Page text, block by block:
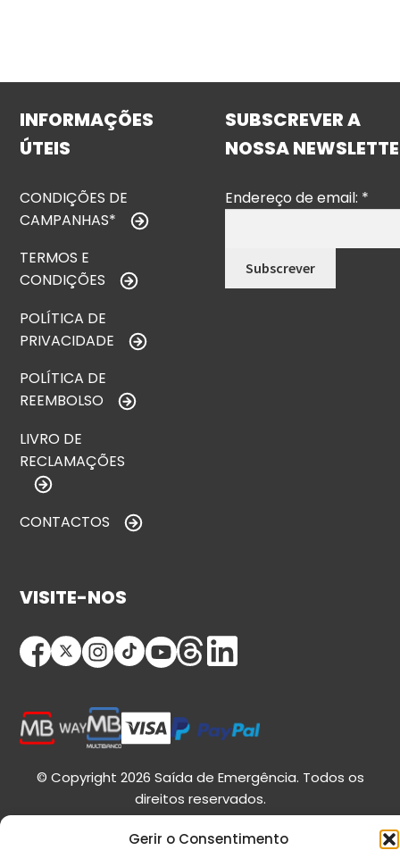
Gerir o Consentimento
INFORMAÇÕES
ÚTEIS
CONDIÇÕES DE
CAMPANHAS*
TERMOS E
CONDIÇÕES
POLÍTICA DE
PRIVACIDADE
POLÍTICA DE
REEMBOLSO
LIVRO DE
RECLAMAÇÕES
CONTACTOS
SUBSCREVER A
NOSSA
Endereço de email: *
VISITE-NOS
© Copyright 2026 Saída de Emergência. Todos os
direitos reservados.